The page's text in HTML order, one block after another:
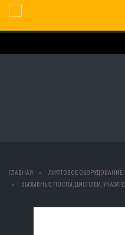
Toggle Navigation
ГЛАВНАЯ
ЛИФТОВОЕ ОБОРУДОВАНИЕ
ВЫЗЫВНЫЕ ПОСТЫ, ДИСПЛЕИ,